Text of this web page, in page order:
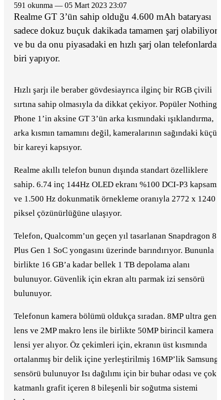
591 okunma — 05 Mart 2023 23:07
Realme GT 3’ün sahip olduğu 4.600 mAh bataryası
sadece dokuz buçuk dakikada tamamen şarj olabiliyor
ve bu da onu piyasadaki en hızlı şarj olan telefonlardan
biri yapıyor.
Hızlı şarjı ile beraber gövdesiayrıca ilginç bir RGB çivili
sırtına sahip olmasıyla da dikkat çekiyor. Popüler Nothing
Phone 1’in aksine GT 3’ün arka kısmındaki ışıklandırma,
arka kısmın tamamını değil, kameralarının sağındaki küçük
bir kareyi kapsıyor.
Realme akıllı telefon bunun dışında standart özelliklere
sahip. 6.74 inç 144Hz OLED ekranı %100 DCI-P3 kapsamı
ve 1.500 Hz dokunmatik örnekleme oranıyla 2772 x 1240
piksel çözünürlüğüne ulaşıyor.
Telefon, Qualcomm’un geçen yıl tasarlanan Snapdragon 8
Plus Gen 1 SoC yongasını üzerinde barındırıyor. Bununla
birlikte 16 GB’a kadar bellek 1 TB depolama alanı
bulunuyor. Güvenlik için ekran altı parmak izi sensörü
bulunuyor.
Telefonun kamera bölümü oldukça sıradan. 8MP ultra
lens ve 2MP makro lens ile birlikte 50MP birincil kamera
lensi yer alıyor. Öz çekimleri için, ekranın üst kısmında
ortalanmış bir delik içine yerleştirilmiş 16MP’lik Samsung
sensörü bulunuyor Isı dağılımı için bir buhar odası ve çok
katmanlı grafit içeren 8 bileşenli bir soğutma sistemi